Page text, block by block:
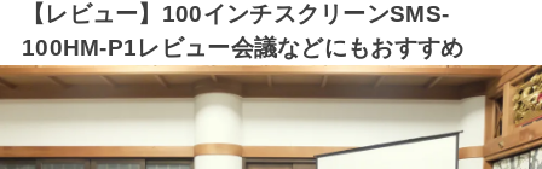
【レビュー】100インチスクリーンSMS-
100HM-P1レビュー会議などにもおすすめ